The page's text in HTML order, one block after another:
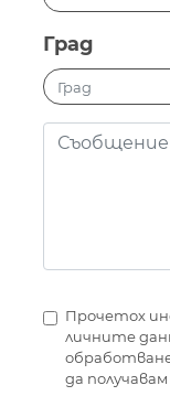
Град
Прочетох
личните
да